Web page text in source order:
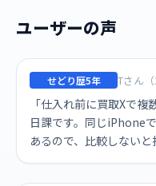
ユーザーの声
せどり歴5年 Tさん
「仕入れ前に買取Xで
日課です。同じiPhone
あるので、比較しないと